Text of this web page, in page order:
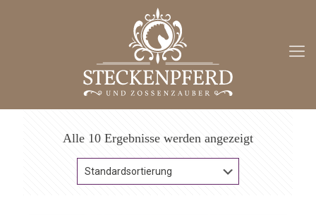
Alle 10 Ergebnisse werden angezeigt